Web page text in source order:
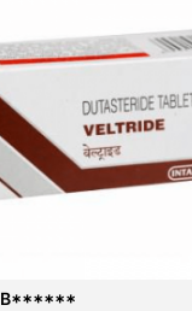
B******